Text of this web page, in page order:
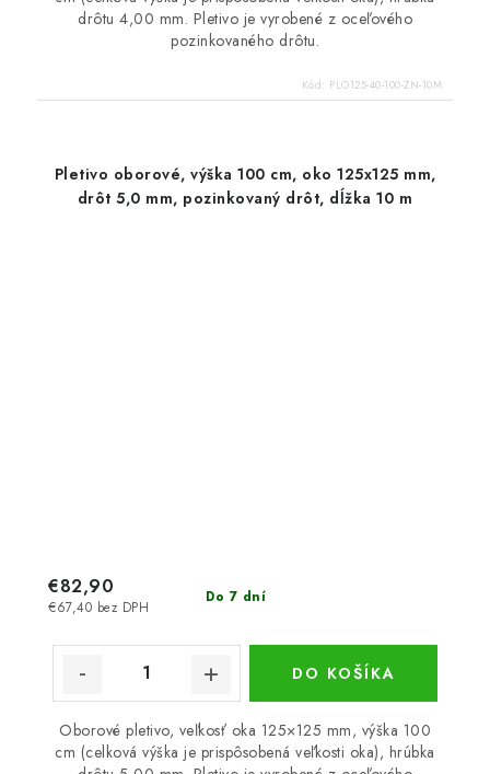
drôtu 4,00 mm. Pletivo je vyrobené z oceľového
pozinkovaného drôtu.
Kód: PLO125-40-100-ZN-10M
Pletivo oborové, výška 100 cm, oko 125x125 mm,
drôt 5,0 mm, pozinkovaný drôt, dĺžka 10 m
Do 7 dní
€67,40 bez DPH
€82,90
DO KOŠÍKA
Oborové pletivo, veľkosť oka 125×125 mm, výška 100
cm (celková výška je prispôsobená veľkosti oka), hrúbka